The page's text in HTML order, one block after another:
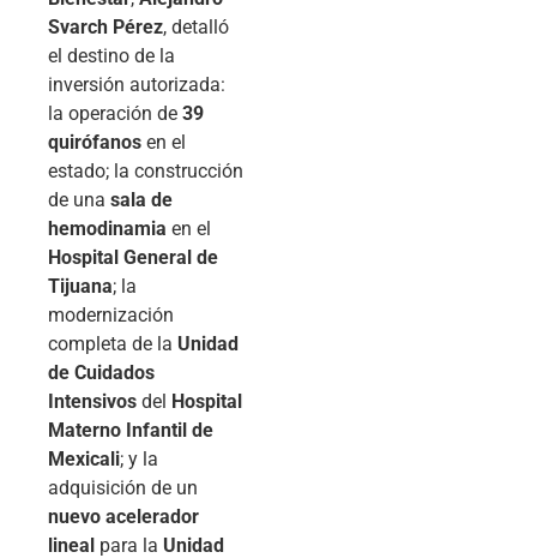
Svarch Pérez, detalló
el destino de la
inversión autorizada:
la operación de 39
quirófanos en el
estado; la construcción
de una sala de
hemodinamia en el
Hospital General de
Tijuana; la
modernización
completa de la Unidad
de Cuidados
Intensivos del Hospital
Materno Infantil de
Mexicali; y la
adquisición de un
nuevo acelerador
lineal para la Unidad